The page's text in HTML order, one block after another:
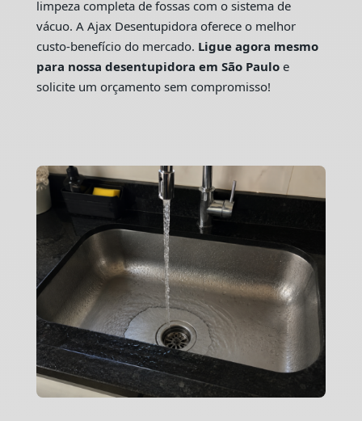
limpeza completa de fossas com o sistema de
vácuo. A Ajax Desentupidora oferece o melhor
custo-benefício do mercado. Ligue agora mesmo
para nossa desentupidora em São Pauloe
solicite um orçamento sem compromisso!